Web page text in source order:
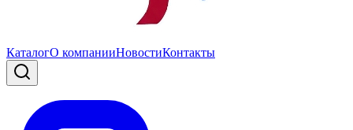
КаталогО компанииНовостиКонтакты